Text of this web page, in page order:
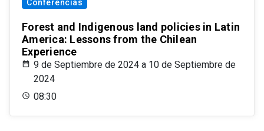
Conferencias
Forest and Indigenous land policies in Latin
America: Lessons from the Chilean
Experience
9 de Septiembre de 2024 a 10 de Septiembre de
2024
08:30